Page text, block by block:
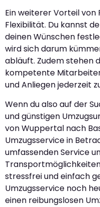
Ein weiterer Vorteil von
Flexibilität. Du kannst
deinen Wünschen
wird sich darum
abläuft. Zudem stehen
kompetente
und Anliegen jederzeit
Wenn du also auf der
und günstigen
von Wuppertal nach
Umzugsservice in
umfassenden Service
stressfrei und einfach
Umzugsservice noch
einen reibungslosen